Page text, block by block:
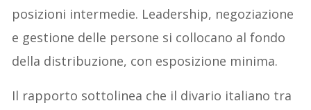
posizioni intermedie. Leadership, negoziazione
e gestione delle persone si collocano al fondo
della distribuzione, con esposizione minima.
Il rapporto sottolinea che il divario italiano tra